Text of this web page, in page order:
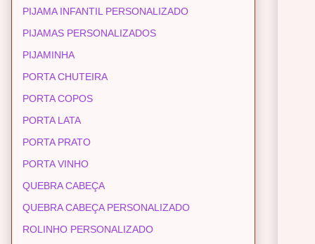
PIJAMA INFANTIL PERSONALIZADO
PIJAMAS PERSONALIZADOS
PIJAMINHA
PORTA CHUTEIRA
PORTA COPOS
PORTA LATA
PORTA PRATO
PORTA VINHO
QUEBRA CABEÇA
QUEBRA CABEÇA PERSONALIZADO
ROLINHO PERSONALIZADO